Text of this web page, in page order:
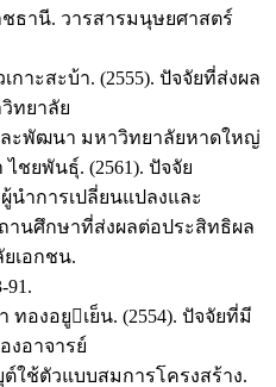
ธานี. วารสารมนุษยศาสตร์
าะสะบ้า. (2555). ปัจจัยที่ส่งผล
ทยาลัย
ะพัฒนา มหาวิทยาลัยหาดใหญ่
ชยพันธุ์. (2561). ปัจจัย
นำการเปลี่ยนแปลงและ
นศึกษาที่ส่งผลต่อประสิทธิผล
เอกชน.
91.
องอยูเย็น. (2554). ปัจจัยที่มี
งอาจารย์
ใช้ตัวแบบสมการโครงสร้าง.